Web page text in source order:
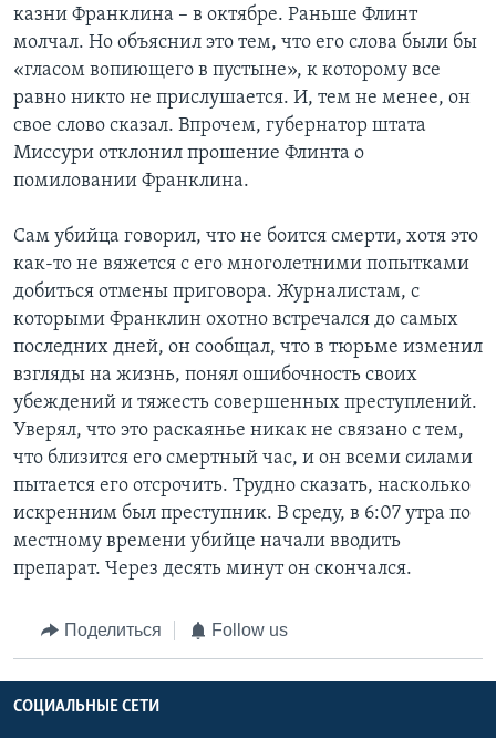
казни Франклина – в октябре. Раньше Флинт
молчал. Но объяснил это тем, что его слова были бы
«гласом вопиющего в пустыне», к которому все
равно никто не прислушается. И, тем не менее, он
свое слово сказал. Впрочем, губернатор штата
Миссури отклонил прошение Флинта о
помиловании Франклина.
Сам убийца говорил, что не боится смерти, хотя это
как-то не вяжется с его многолетними попытками
добиться отмены приговора. Журналистам, с
которыми Франклин охотно встречался до самых
последних дней, он сообщал, что в тюрьме изменил
взгляды на жизнь, понял ошибочность своих
убеждений и тяжесть совершенных преступлений.
Уверял, что это раскаянье никак не связано с тем,
что близится его смертный час, и он всеми силами
пытается его отсрочить. Трудно сказать, насколько
искренним был преступник. В среду, в 6:07 утра по
местному времени убийце начали вводить
препарат. Через десять минут он скончался.
Поделиться Follow us
СОЦИАЛЬНЫЕ СЕТИ